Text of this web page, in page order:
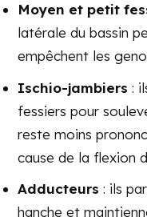
Moyen et petit
latérale du bassin
empêchent les
Ischio-jambiers :
fessiers pour
reste moins
cause de la flexion
Adducteurs : ils
hanche et